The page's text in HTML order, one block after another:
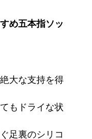
め五本指ソッ
大な支持を得
もドライな状
足裏のシリコ